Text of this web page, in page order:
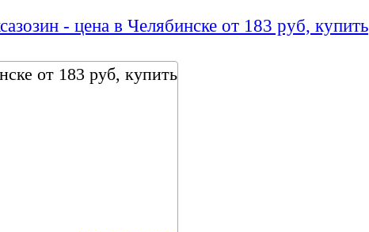
- цена в Челябинске от 183 руб, купить
от 183 руб, купить